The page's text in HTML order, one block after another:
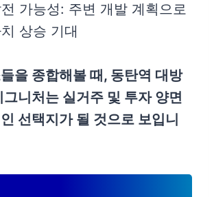
가능성: 주변 개발 계획으로
상승 기대
을 종합해볼 때, 동탄역 대방
니처는 실거주 및 투자 양면
선택지가 될 것으로 보입니